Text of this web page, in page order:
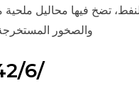
تضخ فيها محاليل ملحية
1‏‏/6‏‏/1442 بعد الهجرة